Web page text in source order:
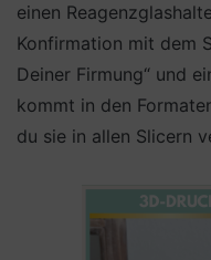
einen
Konfirmation mit dem
Deiner Firmung“ und
kommt in den
du sie in allen Slicern